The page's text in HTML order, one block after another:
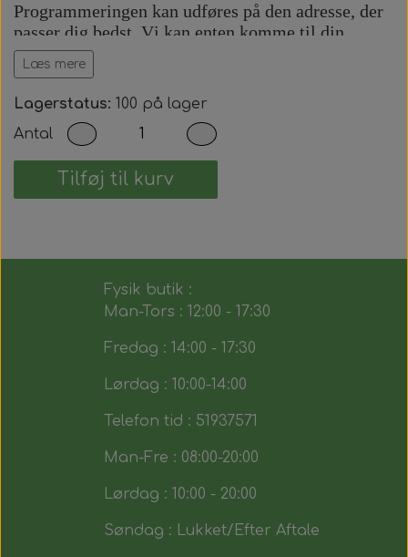
Programmeringen kan udføres på den adresse, der
passer dig bedst. Vi kan enten komme til din
adresse eller udføre arbejdet på vores adresse efter
aftale.
Prisen inkluderer:
Komplet bilnøgle med fjernbetjening.
Præcis skæring af nøgleblad.
Programmering af startspærre (immobilizer).
Programmering af fjernbetjening.
Du modtager dermed en fuldt funktionsdygtig
bilnøgle, der fungerer på samme måde som den
Læs mere
Lagerstatus: 100 på lager
Antal
Tilføj til kurv
Fysik butik :
Man-Tors : 12:00 - 17:30
Fredag : 14:00 - 17:30
Lørdag : 10:00-14:00
Telefon tid : 51937571
Man-Fre : 08:00-20:00
Lørdag : 10:00 - 20:00
Søndag : Lukket/Efter Aftale